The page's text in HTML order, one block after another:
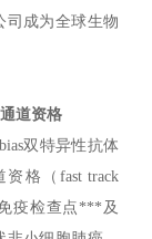
司成为全球生物
道资格
双特异性抗体
格（fast track
疫检查点***及